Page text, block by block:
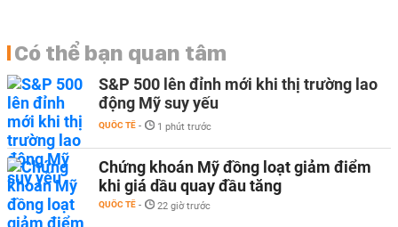
Có thể bạn quan tâm
S&P 500 lên đỉnh mới khi thị trường lao
động Mỹ suy yếu
QUỐC TẾ - 1 phút trước
Chứng khoán Mỹ đồng loạt giảm điểm
khi giá dầu quay đầu tăng
QUỐC TẾ - 22 giờ trước